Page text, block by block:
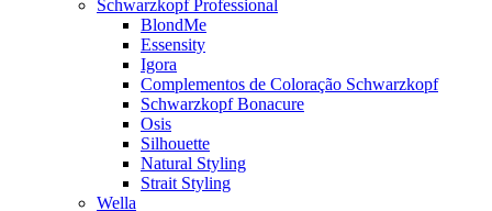
Schwarzkopf Professional
BlondMe
Essensity
Igora
Complementos de Coloração Schwarzkopf
Schwarzkopf Bonacure
Osis
Silhouette
Natural Styling
Strait Styling
Wella